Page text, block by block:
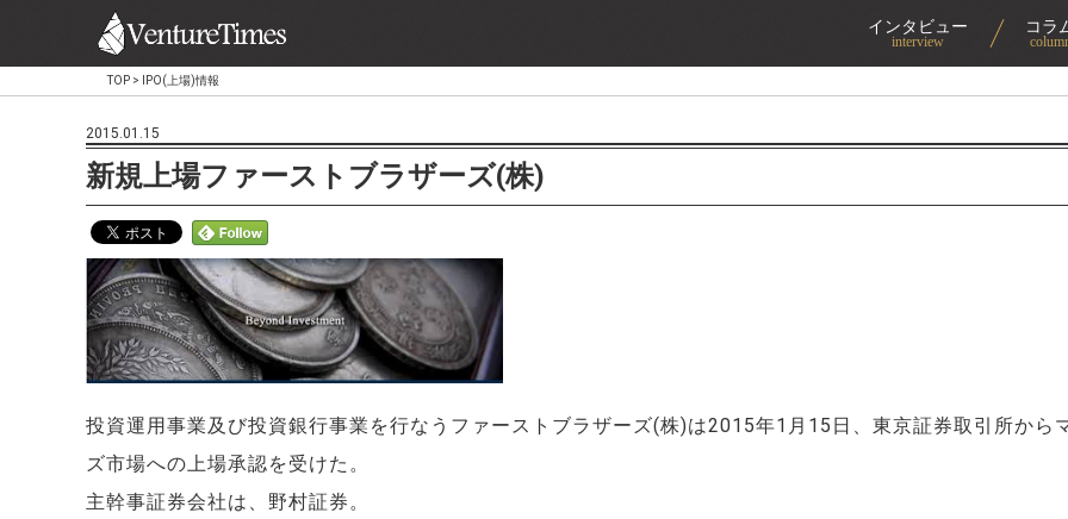
インタビュー
interview
コラ
TOP > IPO(上場)情報
2015.01.15
新規上場ファーストブラザーズ(株)
投資運用事業及び投資銀行事業を行なうファーストブラザーズ(株)は2015年1月15日、東京証券取引所から
ズ市場への上場承認を受けた。
主幹事証券会社は、野村証券。